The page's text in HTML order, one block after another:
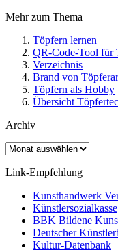
Mehr zum Thema
Töpfern lernen
QR-Code-Tool für
Verzeichnis
Brand von
Töpfern als Hobby
Übersicht
Archiv
Archiv
Link-Empfehlung
Kunsthandwerk
Künstlersozialkasse
BBK Bildene
Deutscher
Kultur-Datenbank